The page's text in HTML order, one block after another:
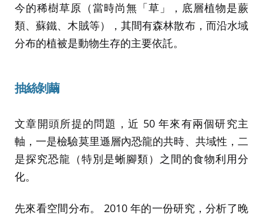
今的稀樹草原（當時尚無「草」，底層植物是蕨
類、蘇鐵、木賊等），其間有森林散布，而沿水域
分布的植被是動物生存的主要依託。
抽絲剝繭
文章開頭所提的問題，近 50 年來有兩個研究主
軸，一是檢驗莫里遜層內恐龍的共時、共域性，二
是探究恐龍（特別是蜥腳類）之間的食物利用分
化。
先來看空間分布。 2010 年的一份研究，分析了晚